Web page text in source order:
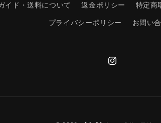
イド・送料について 返金ポリシー 特定商
プライバシーポリシー お問い
Instagram